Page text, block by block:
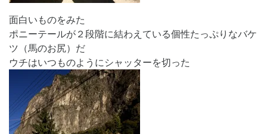
面白いものをみた
ポニーテールが２段階に結わえている個性たっぷりなバケ
ツ（馬のお尻）だ
ウチはいつものようにシャッターを切った